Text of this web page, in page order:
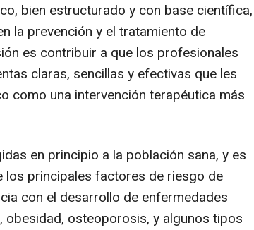
bien estructurado y con base científica,
la prevención y el tratamiento de
es contribuir a que los profesionales
claras, sencillas y efectivas que les
como una intervención terapéutica más
en principio a la población sana, y es
los principales factores de riesgo de
con el desarrollo de enfermedades
osteoporosis, y algunos tipos